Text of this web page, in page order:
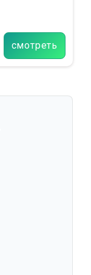
смотреть